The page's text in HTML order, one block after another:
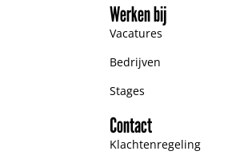
Werken bij
Vacatures
Bedrijven
Stages
Contact
Klachtenregeling